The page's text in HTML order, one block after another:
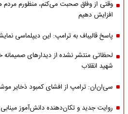
وقتی از وفاق صحبت می‌کنم، منظورم مردم
افزایش دهیم
پاسخ قالیباف به ترامپ: این دیپلماسی
لحظاتی منتشر نشده از دیدارهای صمیمانه
شهید انقلاب
سی‌ان‌ان: ترامپ از افشای کمبود ذخایر
روایت جدید و تکان‌دهنده دانش‌آموز